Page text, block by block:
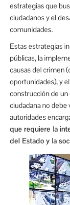
estrategias que
ciudadanos y el
comunidades.
Estas estrategias
públicas, la
causas del crimen
oportunidades), y
construcción de un
ciudadana no
autoridades
que requiere la
del Estado y la